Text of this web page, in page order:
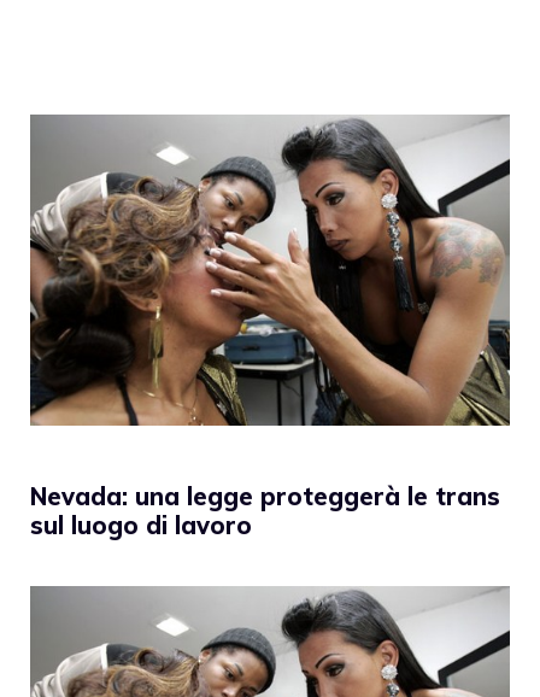
Nevada: una legge proteggerà le trans
sul luogo di lavoro